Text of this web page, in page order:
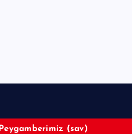
Peygamberimiz (sav)